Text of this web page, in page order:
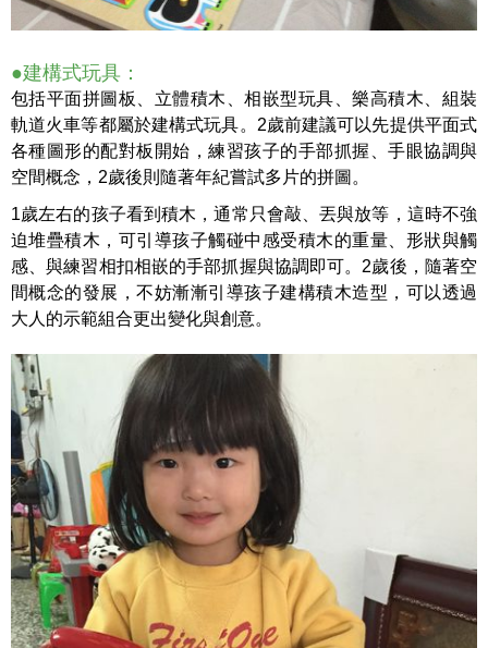
●建構式玩具：
包括平面拼圖板、立體積木、相嵌型玩具、樂高積木、組裝
軌道火車等都屬於建構式玩具。2歲前建議可以先提供平面式
各種圖形的配對板開始，練習孩子的手部抓握、手眼協調與
空間概念，2歲後則隨著年紀嘗試多片的拼圖。
1歲左右的孩子看到積木，通常只會敲、丟與放等，這時不強
迫堆疊積木，可引導孩子觸碰中感受積木的重量、形狀與觸
感、與練習相扣相嵌的手部抓握與協調即可。2歲後，隨著空
間概念的發展，不妨漸漸引導孩子建構積木造型，可以透過
大人的示範組合更出變化與創意。